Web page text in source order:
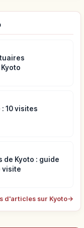
10 visites
de Kyoto : guide
visite
d'articles sur Kyoto→